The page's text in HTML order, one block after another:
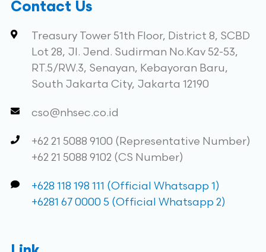
Contact Us
Treasury Tower 51th Floor, District 8, SCBD
Lot 28, Jl. Jend. Sudirman No.Kav 52-53,
RT.5/RW.3, Senayan, Kebayoran Baru,
South Jakarta City, Jakarta 12190
cso@nhsec.co.id
+62 21 5088 9100 (Representative Number)
+62 21 5088 9102 (CS Number)
+628 118 198 111 (Official Whatsapp 1)
+6281 67 0000 5 (Official Whatsapp 2)